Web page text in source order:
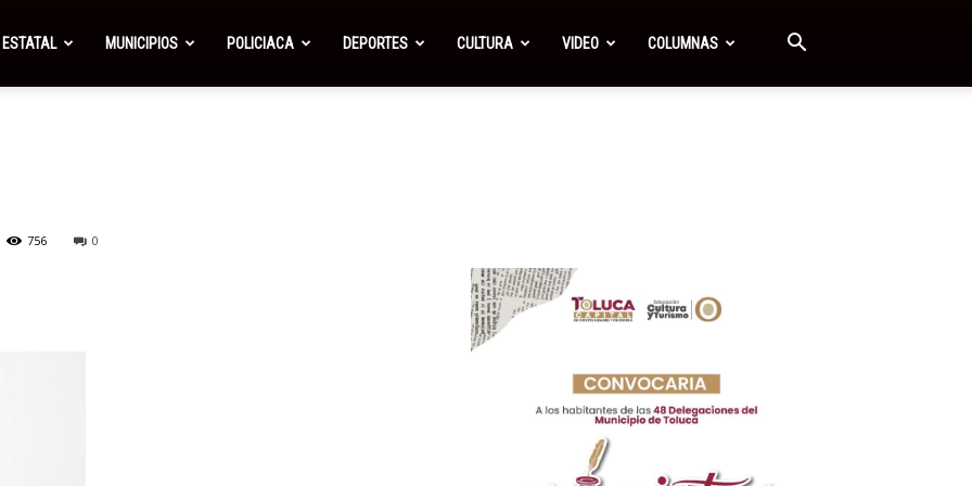
ESTATAL MUNICIPIOS POLICIACA DEPORTES CULTURA VIDEO COLUMNAS
756 0